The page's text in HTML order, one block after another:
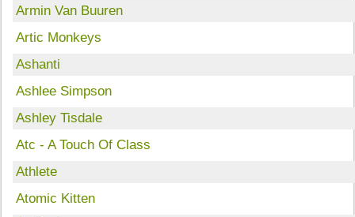
Armin Van Buuren
Artic Monkeys
Ashanti
Ashlee Simpson
Ashley Tisdale
Atc - A Touch Of Class
Athlete
Atomic Kitten